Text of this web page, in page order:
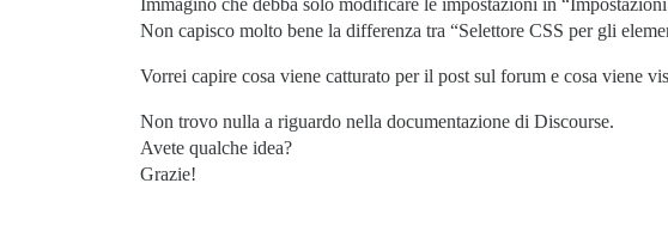
Immagino che debba solo modificare le impostazioni in
Non capisco molto bene la differenza tra “Selettore CSS per gli
Vorrei capire cosa viene catturato per il post sul forum e cosa viene
Non trovo nulla a riguardo nella documentazione di Discourse.
Avete qualche idea?
Grazie!